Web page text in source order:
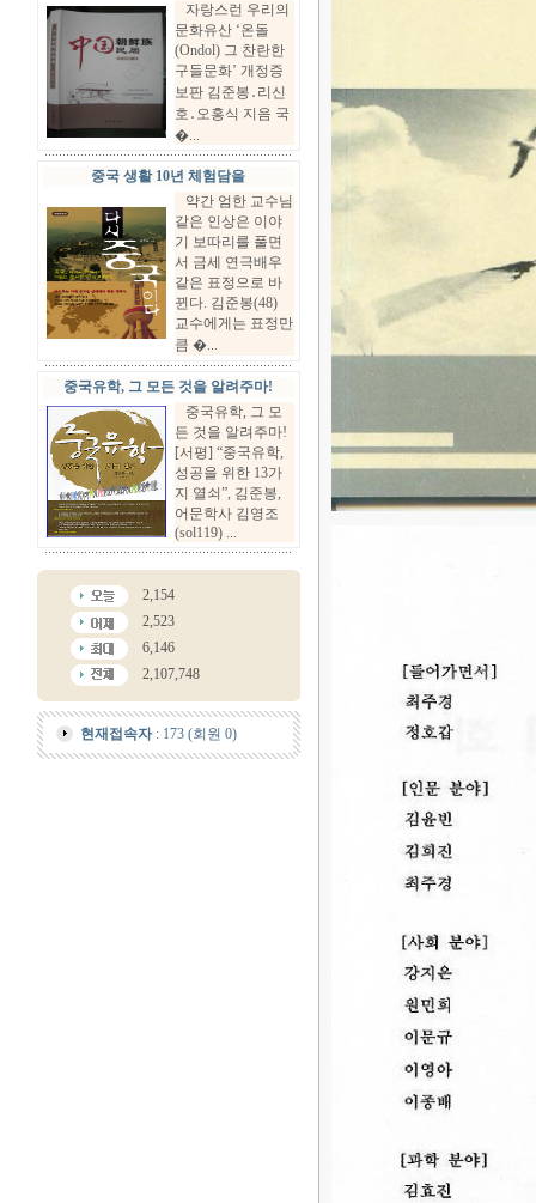
자랑스런 우리의
문화유산 ‘온돌
(Ondol) 그 찬란한
구들문화’ 개정증
보판 김준봉․리신
호․오홍식 지음 국
�...
중국 생활 10년 체험담을
약간 엄한 교수님
같은 인상은 이야
기 보따리를 풀면
서 금세 연극배우
같은 표정으로 바
뀐다. 김준봉(48)
교수에게는 표정만
큼 �...
중국유학, 그 모든 것을 알려주마!
중국유학, 그 모
든 것을 알려주마!
[서평] “중국유학,
성공을 위한 13가
지 열쇠”, 김준봉,
어문학사 김영조
(sol119) ...
2,154
2,523
6,146
2,107,748
현재접속자: 173 (회원 0)